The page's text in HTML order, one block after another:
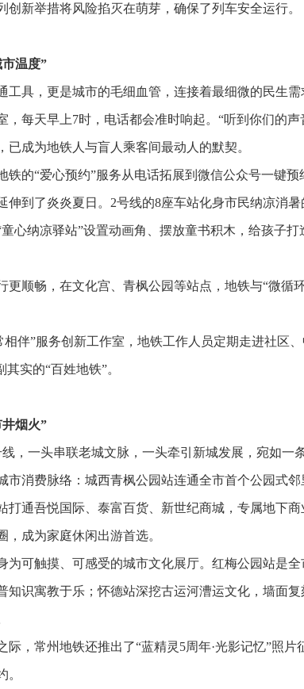
创新举措将风险掐灭在萌芽，确保了列车安全运行。
温度”
工具，更是城市的毛细血管，连接着最细微的民生需
，每天早上7时，电话都会准时响起。“听到你们的
已成为地铁人与盲人乘客间最动人的默契。
铁的“爱心预约”服务从电话拓展到微信公众号一键
伸到了炎炎夏日。2号线的8座车站化身市民纳凉消
心纳凉驿站”设置动画角、摆放童书积木，给孩子
更顺畅，在文化宫、青枫公园等站点，地铁与“微
相伴”服务创新工作室，地铁工作人员定期走进社区
实的“百姓地铁”。
烟火”
，一头串联老城文脉，一头牵引新城发展，宛如一
市消费脉络：城西青枫公园站连通全市首个公园式
打通吾悦国际、泰富百货、新世纪商城，专属地下
，成为家庭休闲出游首选。
为可触摸、可感受的城市文化展厅。红梅公园站是
知识寓教于乐；怀德站深挖古运河漕运文化，墙面
际，常州地铁还推出了“蓝精灵5周年·光影记忆”照
。